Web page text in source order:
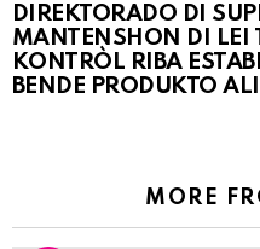
DIREKTORADO DI
MANTENSHON DI LEI
KONTRÒL RIBA
BENDE PRODUKTO
MORE